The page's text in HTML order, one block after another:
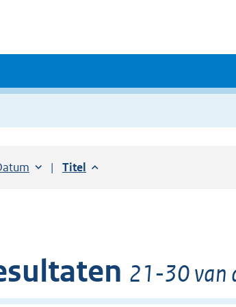
op:
aflopendSorteer op:
Titel aflopend
21-30 van